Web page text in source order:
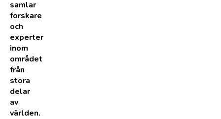
samlar
forskare
och
experter
inom
området
från
stora
delar
av
världen.